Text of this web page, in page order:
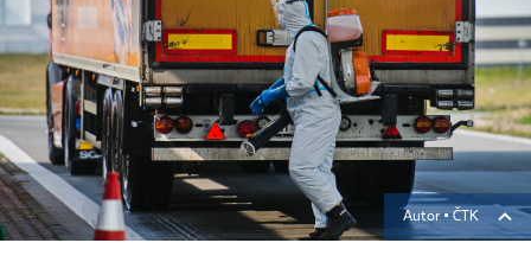
Autor ▪ČTK